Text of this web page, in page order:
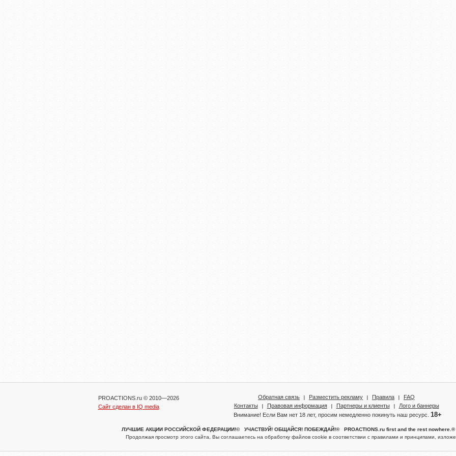
PROACTIONS.ru © 2010—2026
Сайт сделан в IQ media
Обратная связь Разместить рекламу Правила
FAQ
Контакты
Правовая информация Партнеры и клиенты
Лого и баннеры
Внимание! Если Вам нет 18 лет, просим немедленно покинуть наш ресурс. 18+
ЛУЧШИЕ АКЦИИ РОССИЙСКОЙ ФЕДЕРАЦИИ!© УЧАСТВУЙ! ОБЩАЙСЯ! ПОБЕЖДАЙ!® PROACTIONS.ru first and the rest
Продолжая просмотр этого сайта, Вы соглашаетесь на обработку файлов cookie в соответствии с правилами и принципами,